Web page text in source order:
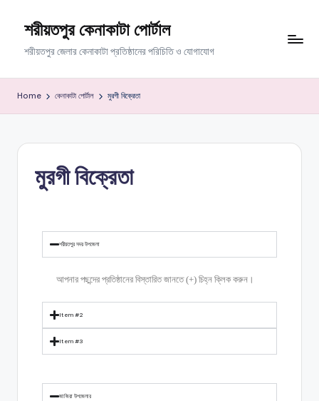
শরীয়তপুর কেনাকাটা পোর্টাল
শরীয়তপুর জেলার কেনাকাটা প্রতিষ্ঠানের পরিচিতি ও যোগাযোগ
Home কেনাকাটা পোর্টাল মুরগী বিক্রেতা
মুরগী বিক্রেতা
শরীয়তপুর সদর উপজেলা
আপনার পছন্দের প্রতিষ্ঠানের বিস্তারিত জানতে (+) চিহ্ন ক্লিক করুন।
Item #2
Item #3
জাজিরা উপজেলার